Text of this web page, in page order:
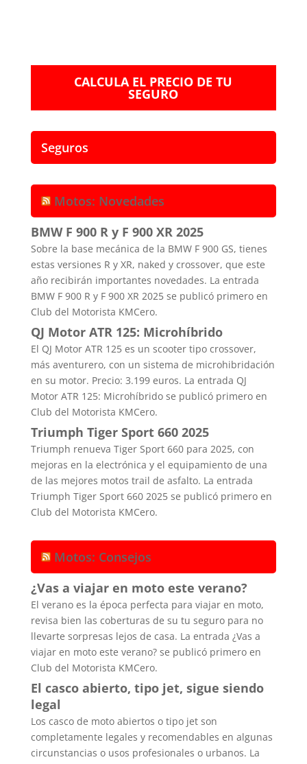
CALCULA EL PRECIO DE TU
SEGURO
Seguros
Motos: Novedades
BMW F 900 R y F 900 XR 2025
Sobre la base mecánica de la BMW F 900 GS, tienes
estas versiones R y XR, naked y crossover, que este
año recibirán importantes novedades. La entrada
BMW F 900 R y F 900 XR 2025 se publicó primero en
Club del Motorista KMCero.
QJ Motor ATR 125: Microhíbrido
El QJ Motor ATR 125 es un scooter tipo crossover,
más aventurero, con un sistema de microhibridación
en su motor. Precio: 3.199 euros. La entrada QJ
Motor ATR 125: Microhíbrido se publicó primero en
Club del Motorista KMCero.
Triumph Tiger Sport 660 2025
Triumph renueva Tiger Sport 660 para 2025, con
mejoras en la electrónica y el equipamiento de una
de las mejores motos trail de asfalto. La entrada
Triumph Tiger Sport 660 2025 se publicó primero en
Club del Motorista KMCero.
Motos: Consejos
¿Vas a viajar en moto este verano?
El verano es la época perfecta para viajar en moto,
revisa bien las coberturas de su tu seguro para no
llevarte sorpresas lejos de casa. La entrada ¿Vas a
viajar en moto este verano? se publicó primero en
Club del Motorista KMCero.
El casco abierto, tipo jet, sigue siendo
legal
Los casco de moto abiertos o tipo jet son
completamente legales y recomendables en algunas
circunstancias o usos profesionales o urbanos. La